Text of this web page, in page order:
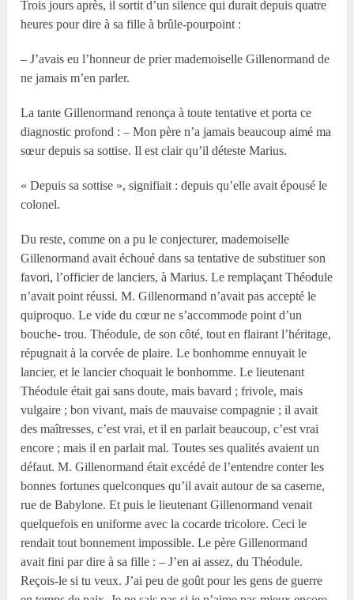
Trois jours après, il sortit d’un silence qui durait depuis quatre
heures pour dire à sa fille à brûle-pourpoint :
– J’avais eu l’honneur de prier mademoiselle Gillenormand de
ne jamais m’en parler.
La tante Gillenormand renonça à toute tentative et porta ce
diagnostic profond : – Mon père n’a jamais beaucoup aimé ma
sœur depuis sa sottise. Il est clair qu’il déteste Marius.
« Depuis sa sottise », signifiait : depuis qu’elle avait épousé le
colonel.
Du reste, comme on a pu le conjecturer, mademoiselle
Gillenormand avait échoué dans sa tentative de substituer son
favori, l’officier de lanciers, à Marius. Le remplaçant Théodule
n’avait point réussi. M. Gillenormand n’avait pas accepté le
quiproquo. Le vide du cœur ne s’accommode point d’un
bouche- trou. Théodule, de son côté, tout en flairant l’héritage,
répugnait à la corvée de plaire. Le bonhomme ennuyait le
lancier, et le lancier choquait le bonhomme. Le lieutenant
Théodule était gai sans doute, mais bavard ; frivole, mais
vulgaire ; bon vivant, mais de mauvaise compagnie ; il avait
des maîtresses, c’est vrai, et il en parlait beaucoup, c’est vrai
encore ; mais il en parlait mal. Toutes ses qualités avaient un
défaut. M. Gillenormand était excédé de l’entendre conter les
bonnes fortunes quelconques qu’il avait autour de sa caserne,
rue de Babylone. Et puis le lieutenant Gillenormand venait
quelquefois en uniforme avec la cocarde tricolore. Ceci le
rendait tout bonnement impossible. Le père Gillenormand
avait fini par dire à sa fille : – J’en ai assez, du Théodule.
Reçois-le si tu veux. J’ai peu de goût pour les gens de guerre